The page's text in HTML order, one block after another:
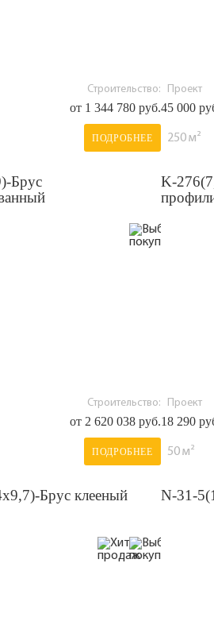
Строительство:
от 1 344 780 руб.
ПОДРОБНЕЕ
Проект
45 000
250 м²
Брус
Строительство:
от 2 620 038 руб.
ПОДРОБНЕЕ
K-
Проект
18 290
50 м²
Брус клееный N-31-